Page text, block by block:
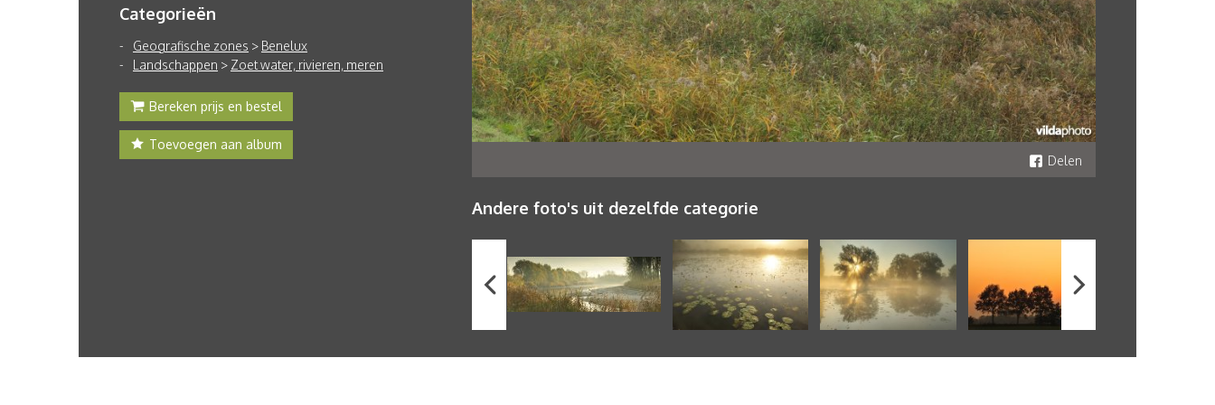
Categorieën
Geografische zones > Benelux
Landschappen > Zoet water, rivieren, meren
Bereken prijs en bestel
Toevoegen aan album
Delen
Andere foto's uit dezelfde categorie